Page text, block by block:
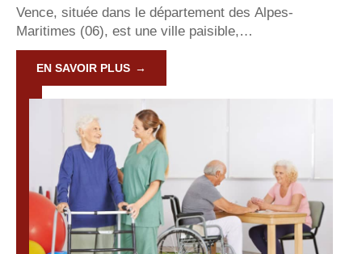
Vence, située dans le département des Alpes-
Maritimes (06), est une ville paisible,…
EN SAVOIR PLUS